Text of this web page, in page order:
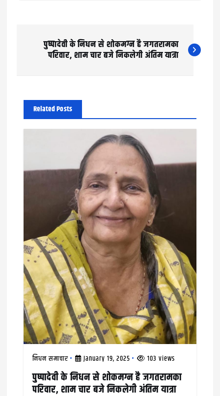
a
o
n
पुष्पादेवी के निधन से शोकमग्न है जगतरामका
परिवार, शाम चार बजे निकलेगी अंतिम यात्रा
Related Posts
निधन समाचार January 19, 2025 103 views
पुष्पादेवी के निधन से शोकमग्न है जगतरामका
परिवार, शाम चार बजे निकलेगी अंतिम यात्रा